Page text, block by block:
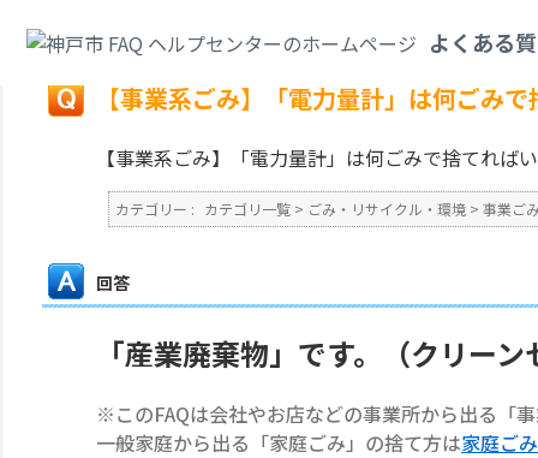
よくある
戻る
【事業系ごみ】「電力量計」は何ごみ
【事業系ごみ】「電力量計」は何ごみで捨てれば
カテゴリー : カテゴリ一覧 > ごみ・リサイクル・環境 > 事業ご
回答
「産業廃棄物」です。（クリー
※このFAQは会社やお店などの事業所から出る「
一般家庭から出る「家庭ごみ」の捨て方は家庭ご